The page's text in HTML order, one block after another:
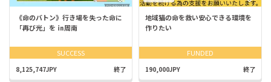
《命のバトン》行き場を失った命に
「再び光」を ㏌周南
SUCCESS
8,125,747JPY 終了
地域猫の命を救い安心できる環境を
作りたい
FUNDED
190,000JPY 終了